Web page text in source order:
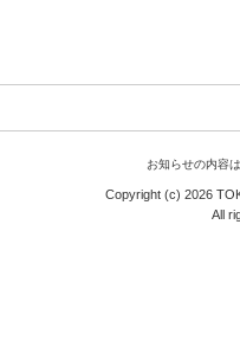
お知らせの内容
Copyright (c) 2026
All